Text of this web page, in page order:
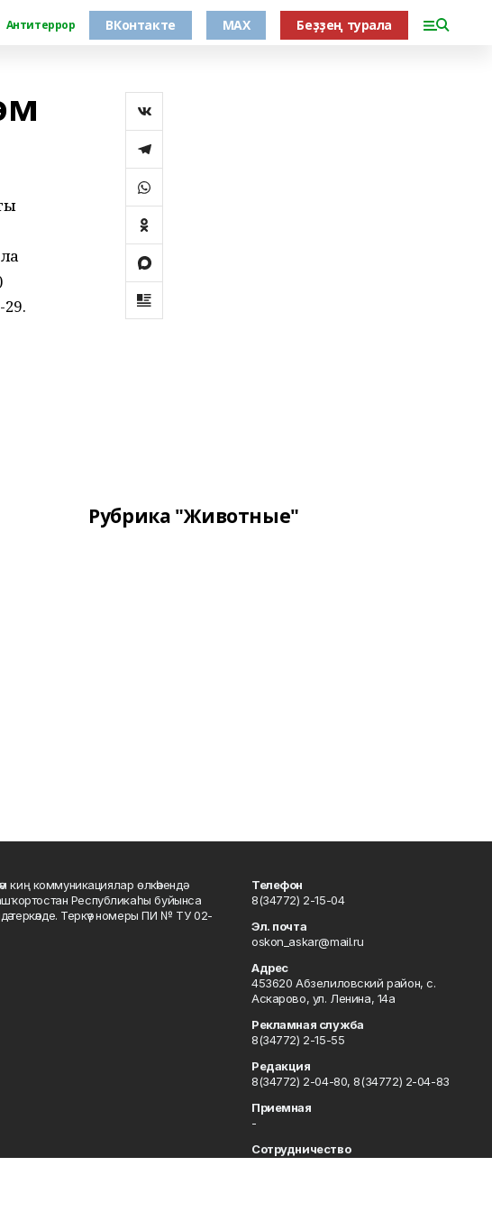
Антитеррор ВКонтакте MAX Беҙҙең турала
Рубрика "Животные"
киң коммуникациялар өлкәһендә
Республикаһы буйынса
теркәлде. Теркәү номеры ПИ № ТУ 02-
Телефон
8(34772) 2-15-04
Эл. почта
oskon_askar@mail.ru
Адрес
453620 Абзелиловский район, с.
Аскарово, ул. Ленина, 14а
Рекламная служба
8(34772) 2-15-55
Редакция
8(34772) 2-04-80, 8(34772) 2-04-83
Приемная
-
Сотрудничество